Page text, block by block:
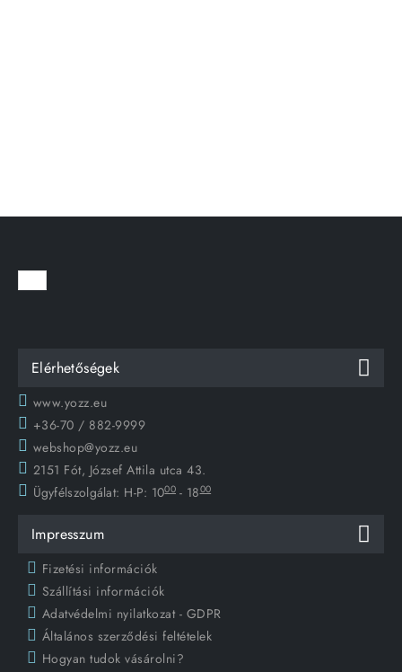
Elérhetőségek
www.yozz.eu
+36-70 / 882-9999
webshop@yozz.eu
2151 Fót, József Attila utca 43.
Ügyfélszolgálat: H-P: 1000 - 1800
Impresszum
Fizetési információk
Szállítási információk
Adatvédelmi nyilatkozat - GDPR
Általános szerződési feltételek
Hogyan tudok vásárolni?